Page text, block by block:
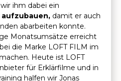
ihm dabei ein
damit er auch
abarbeiten konnte.
Monatsumsätze erreicht
die Marke LOFT FILM im
Heute ist LOFT
für Erklärfilme und in
halfen wir Jonas